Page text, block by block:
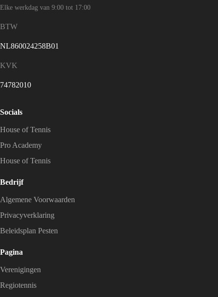
Elke werkdag van 9:00 tot 17:00
BTW
NL860024258B01
KVK
74782010
Socials
House of Tennis
Pro Academy
House of Tennis
Bedrijf
Algemene Voorwaarden
Privacyverklaring
Beleidsplan Pesten
Pagina
Verenigingen
Regiotennis